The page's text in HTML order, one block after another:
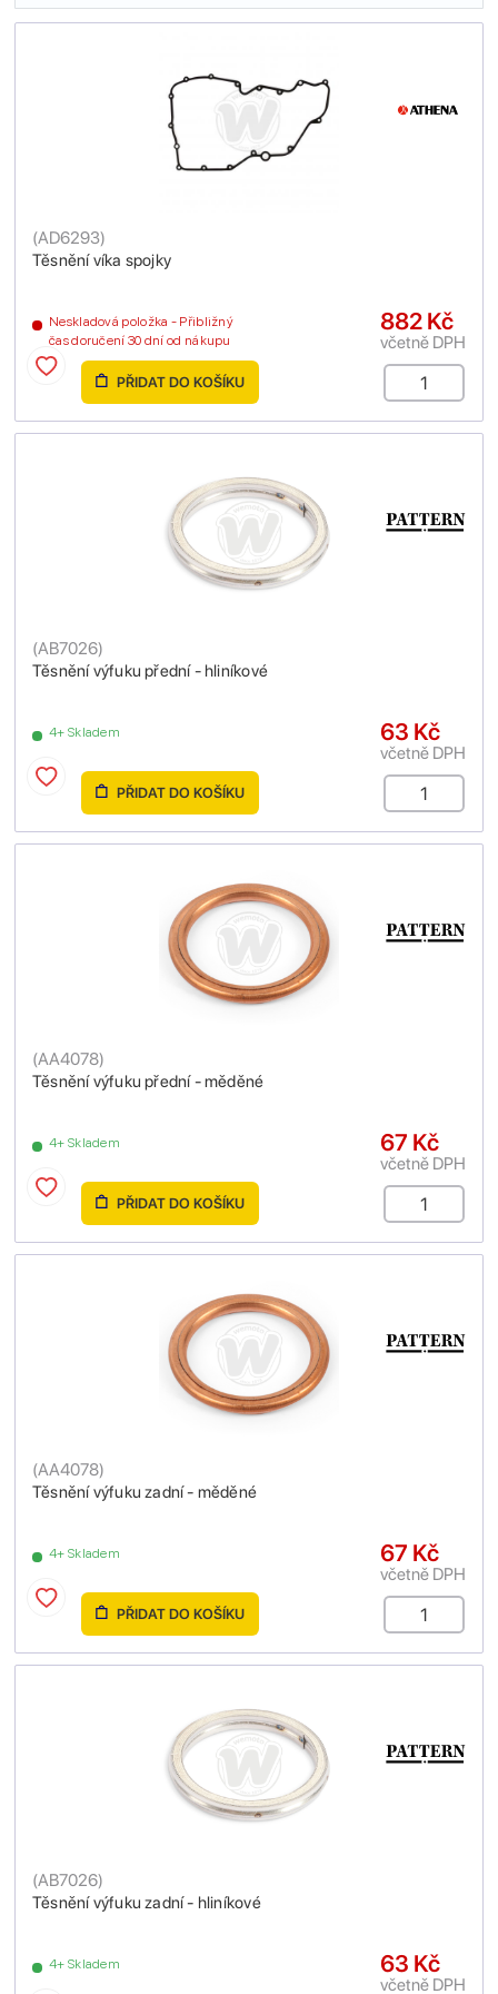
Těsnění víka spojky
(AD6293)
Neskladová položka - Přibližný
čas doručení 30 dní od nákupu
882 Kč
včetně DPH
PŘIDAT DO KOŠÍKU
Těsnění výfuku přední - hliníkové
(AB7026)
4+ Skladem 63 Kč
včetně DPH
PŘIDAT DO KOŠÍKU
Těsnění výfuku přední - měděné
(AA4078)
4+ Skladem 67 Kč
včetně DPH
PŘIDAT DO KOŠÍKU
Těsnění výfuku zadní - měděné
(AA4078)
4+ Skladem 67 Kč
včetně DPH
PŘIDAT DO KOŠÍKU
Těsnění výfuku zadní - hliníkové
(AB7026)
4+ Skladem 63 Kč
včetně DPH